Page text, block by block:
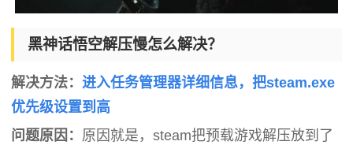
黑神话悟空解压慢怎么解决？
解决方法：进入任务管理器详细信息，把steam.exe
优先级设置到高
问题原因： 原因就是，steam把预载游戏解压放到了